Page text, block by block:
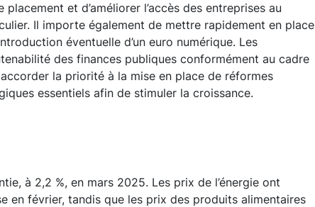
et d’améliorer l’accès des entreprises au
Il importe également de mettre rapidement en place
éventuelle d’un euro numérique. Les
des finances publiques conformément au cadre
la priorité à la mise en place de réformes
essentiels afin de stimuler la croissance.
à 2,2 %, en mars 2025. Les prix de l’énergie ont
en février, tandis que les prix des produits alimentaires